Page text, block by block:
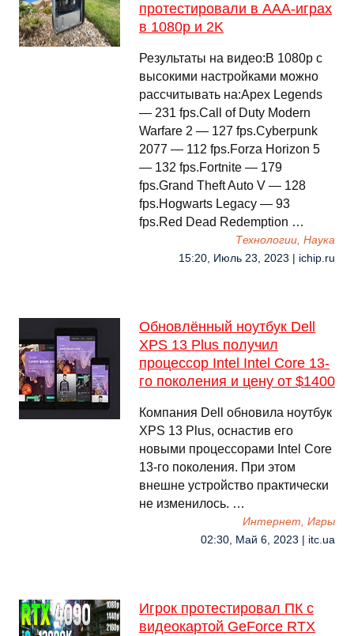
протестировали в ААА-играх
в 1080p и 2K
Результаты на видео:В 1080p с
высокими настройками можно
рассчитывать на:Apex Legends
— 231 fps.Call of Duty Modern
Warfare 2 — 127 fps.Cyberpunk
2077 — 112 fps.Forza Horizon 5
— 132 fps.Fortnite — 179
fps.Grand Theft Auto V — 128
fps.Hogwarts Legacy — 93
fps.Red Dead Redemption …
Технологии, Наука
15:20, Июль 23, 2023 | ichip.ru
Обновлённый ноутбук Dell
XPS 13 Plus получил
процессор Intel Intel Core 13-
го поколения и цену от $1400
Компания Dell обновила ноутбук
XPS 13 Plus, оснастив его
новыми процессорами Intel Core
13-го поколения. При этом
внешне устройство практически
не изменилось. …
Интернет, Игры
02:30, Май 6, 2023 | itc.ua
Игрок протестировал ПК с
видеокартой GeForce RTX